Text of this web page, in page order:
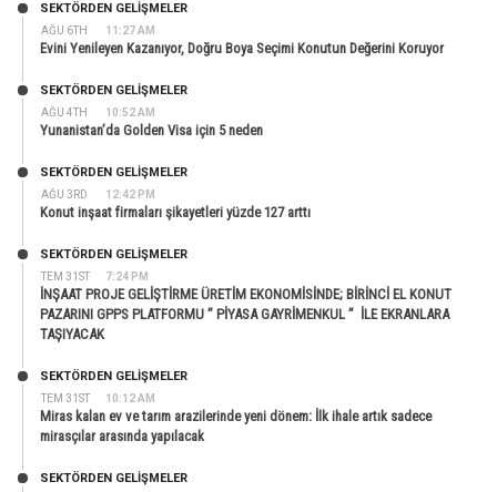
AĞU 6TH 11:27 AM
SEKTÖRDEN GELIŞMELER
Evini Yenileyen Kazanıyor, Doğru Boya Seçimi Konutun Değerini Koruyor
AĞU 4TH 10:52 AM
SEKTÖRDEN GELIŞMELER
Yunanistan’da Golden Visa için 5 neden
AĞU 3RD 12:42 PM
SEKTÖRDEN GELIŞMELER
Konut inşaat firmaları şikayetleri yüzde 127 arttı
TEM 31ST 7:24 PM
SEKTÖRDEN GELIŞMELER
İNŞAAT PROJE GELİŞTİRME ÜRETİM EKONOMİSİNDE; BİRİNCİ EL KONUT
PAZARINI GPPS PLATFORMU ” PİYASA GAYRİMENKUL ” İLE EKRANLARA
TAŞIYACAK
TEM 31ST 10:12 AM
SEKTÖRDEN GELIŞMELER
Miras kalan ev ve tarım arazilerinde yeni dönem: İlk ihale artık sadece
mirasçılar arasında yapılacak
SEKTÖRDEN GELIŞMELER